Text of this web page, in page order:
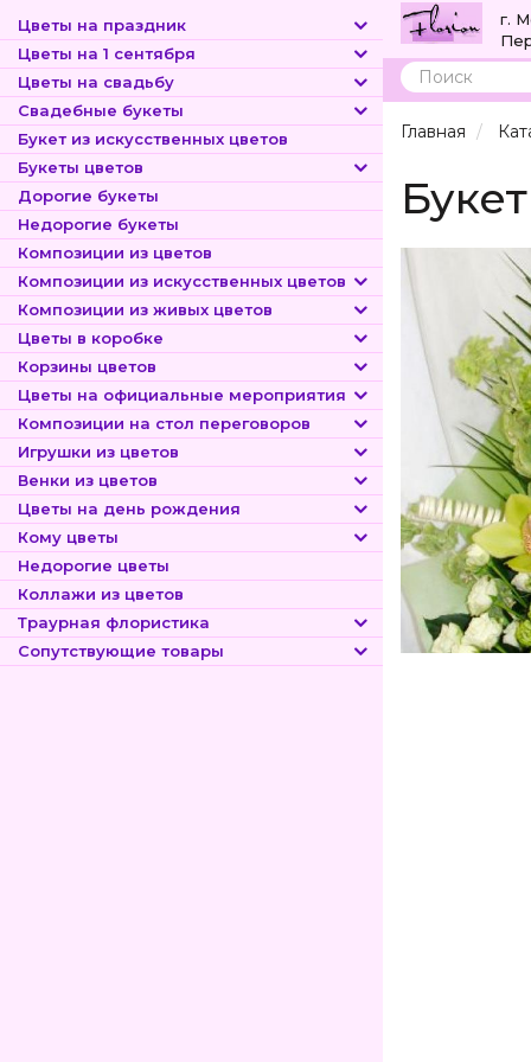
Цветы на праздник
Цветы на 1 сентября
Цветы на свадьбу
Свадебные букеты
Букет из искусственных цветов
Букеты цветов
Дорогие букеты
Недорогие букеты
Композиции из цветов
Композиции из искусственных цветов
Композиции из живых цветов
Цветы в коробке
Корзины цветов
Цветы на официальные мероприятия
Композиции на стол переговоров
Игрушки из цветов
Венки из цветов
Цветы на день рождения
Кому цветы
Недорогие цветы
Коллажи из цветов
Траурная флористика
Сопутствующие товары
г.
Поиск
Главная